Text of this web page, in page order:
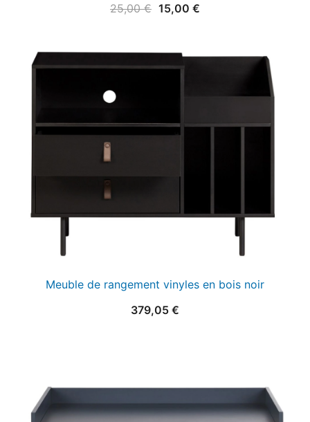
25,00€ Le
15,00 €
Meuble de rangement vinyles en bois noir
379,05 €